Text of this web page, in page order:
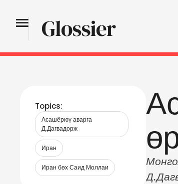
Topics:
Асашёрюү аварга
Д.Дагвадорж
Иран
Иран бөх Саид Моллаи